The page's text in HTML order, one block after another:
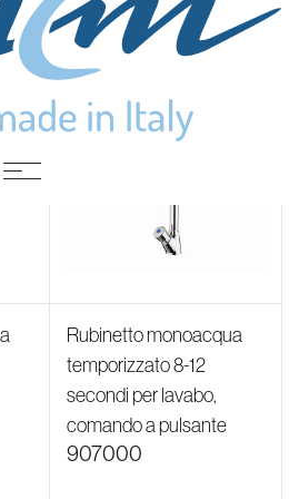
canna fissa, comando a
pulsante
909100
Rubinetto monoacqua
temporizzato 8-12
secondi per lavabo,
comando a pulsante
907000